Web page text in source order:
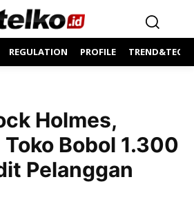
REGULATION PROFILE
Holmes,
Bobol 1.300
Pelanggan